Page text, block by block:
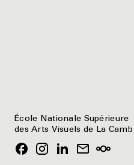
École Nationale Supérieure
des Arts Visuels de La